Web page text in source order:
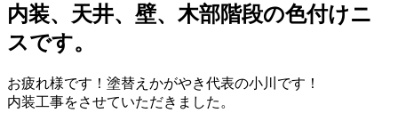
内装、天井、壁、木部階段の色付けニ
スです。
お疲れ様です！塗替えかがやき代表の小川です！
内装工事をさせていただきました。